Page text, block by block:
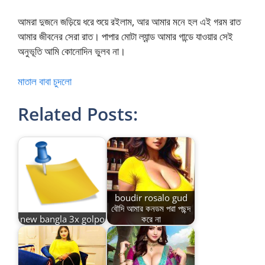
আমরা দুজনে জড়িয়ে ধরে শুয়ে রইলাম, আর আমার মনে হল এই গরম রাত
আমার জীবনের সেরা রাত। পাপার মোটা ল্যান্ড আমার গান্ডে যাওয়ার সেই
অনুভূতি আমি কোনোদিন ভুলব না।
মাতাল বাবা চুদলো
Related Posts:
new bangla 3x golpo
boudir rosalo gud
বৌদি আমার কনডম পরা পছন্দ
করে না